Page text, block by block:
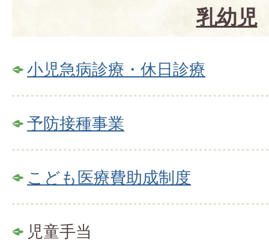
乳幼児
小児急病診療・休日診療
予防接種事業
こども医療費助成制度
児童手当